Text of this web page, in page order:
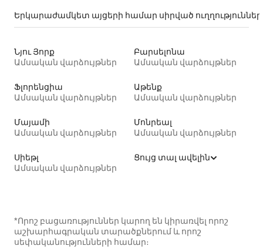
Երկարաժամկետ այցերի համար սիրված ուղղություններ
Նյու Յորք
Ամսական վարձույթներ
Բարսելոնա
Ամսական վարձույթներ
Ֆլորենցիա
Ամսական վարձույթներ
Աթենք
Ամսական վարձույթներ
Մայամի
Ամսական վարձույթներ
Մոնրեալ
Ամսական վարձույթներ
Սիեթլ
Ամսական վարձույթներ
Ցույց տալ ավելին
*Որոշ բացառություններ կարող են կիրառվել որոշ
աշխարհագրական տարածքներում և որոշ
սեփականությունների համար։